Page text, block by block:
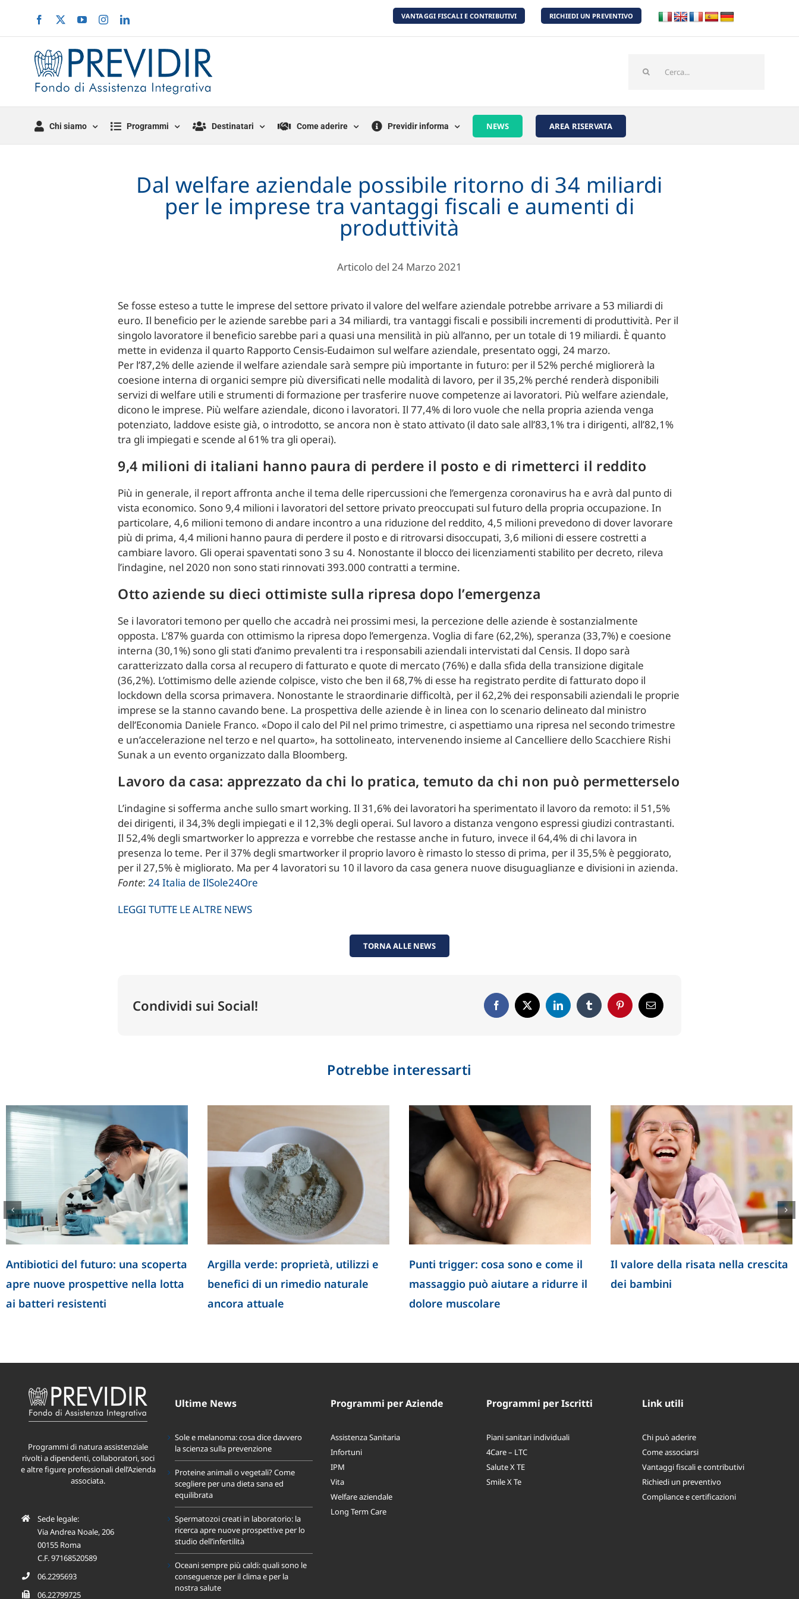
contenuto
Facebook
X YouTubeInstagramLinkedIn VANTAGGI FISCALI E CONTRIBUTIVI RICHIEDI UN PREVENTIVO
per:
Chi siamo Programmi Destinatari Come aderire Previdir informa NEWS AREA RISERVATA
Dal welfare aziendale possibile ritorno di 34 miliardi
per le imprese tra vantaggi fiscali e aumenti di
produttività
Articolo del 24 Marzo 2021
Se fosse esteso a tutte le imprese del settore privato il valore del welfare aziendale potrebbe arrivare a 53 miliardi di
euro. Il beneficio per le aziende sarebbe pari a 34 miliardi, tra vantaggi fiscali e possibili incrementi di produttività. Per il
singolo lavoratore il beneficio sarebbe pari a quasi una mensilità in più all’anno, per un totale di 19 miliardi. È quanto
mette in evidenza il quarto Rapporto Censis-Eudaimon sul welfare aziendale, presentato oggi, 24 marzo.
Per l’87,2% delle aziende il welfare aziendale sarà sempre più importante in futuro: per il 52% perché migliorerà la
coesione interna di organici sempre più diversificati nelle modalità di lavoro, per il 35,2% perché renderà disponibili
servizi di welfare utili e strumenti di formazione per trasferire nuove competenze ai lavoratori. Più welfare aziendale,
dicono le imprese. Più welfare aziendale, dicono i lavoratori. Il 77,4% di loro vuole che nella propria azienda venga
potenziato, laddove esiste già, o introdotto, se ancora non è stato attivato (il dato sale all’83,1% tra i dirigenti, all’82,1%
tra gli impiegati e scende al 61% tra gli operai).
9,4 milioni di italiani hanno paura di perdere il posto e di rimetterci il reddito
Più in generale, il report affronta anche il tema delle ripercussioni che l’emergenza coronavirus ha e avrà dal punto di
vista economico. Sono 9,4 milioni i lavoratori del settore privato preoccupati sul futuro della propria occupazione. In
particolare, 4,6 milioni temono di andare incontro a una riduzione del reddito, 4,5 milioni prevedono di dover lavorare
più di prima, 4,4 milioni hanno paura di perdere il posto e di ritrovarsi disoccupati, 3,6 milioni di essere costretti a
cambiare lavoro. Gli operai spaventati sono 3 su 4. Nonostante il blocco dei licenziamenti stabilito per decreto, rileva
l’indagine, nel 2020 non sono stati rinnovati 393.000 contratti a termine.
Otto aziende su dieci ottimiste sulla ripresa dopo l’emergenza
Se i lavoratori temono per quello che accadrà nei prossimi mesi, la percezione delle aziende è sostanzialmente
opposta. L’87% guarda con ottimismo la ripresa dopo l’emergenza. Voglia di fare (62,2%), speranza (33,7%) e coesione
interna (30,1%) sono gli stati d’animo prevalenti tra i responsabili aziendali intervistati dal Censis. Il dopo sarà
caratterizzato dalla corsa al recupero di fatturato e quote di mercato (76%) e dalla sfida della transizione digitale
(36,2%). L’ottimismo delle aziende colpisce, visto che ben il 68,7% di esse ha registrato perdite di fatturato dopo il
lockdown della scorsa primavera. Nonostante le straordinarie difficoltà, per il 62,2% dei responsabili aziendali le proprie
imprese se la stanno cavando bene. La prospettiva delle aziende è in linea con lo scenario delineato dal ministro
dell’Economia Daniele Franco. «Dopo il calo del Pil nel primo trimestre, ci aspettiamo una ripresa nel secondo trimestre
e un’accelerazione nel terzo e nel quarto», ha sottolineato, intervenendo insieme al Cancelliere dello Scacchiere Rishi
Sunak a un evento organizzato dalla Bloomberg.
Lavoro da casa: apprezzato da chi lo pratica, temuto da chi non può permetterselo
L’indagine si sofferma anche sullo smart working. Il 31,6% dei lavoratori ha sperimentato il lavoro da remoto: il 51,5%
dei dirigenti, il 34,3% degli impiegati e il 12,3% degli operai. Sul lavoro a distanza vengono espressi giudizi contrastanti.
Il 52,4% degli smartworker lo apprezza e vorrebbe che restasse anche in futuro, invece il 64,4% di chi lavora in
presenza lo teme. Per il 37% degli smartworker il proprio lavoro è rimasto lo stesso di prima, per il 35,5% è peggiorato,
per il 27,5% è migliorato. Ma per 4 lavoratori su 10 il lavoro da casa genera nuove disuguaglianze e divisioni in azienda.
Fonte:24 Italia de IlSole24Ore
LEGGI TUTTE LE ALTRE NEWS
TORNA ALLE NEWS
Condividi sui Social!
Potrebbe interessarti
Antibiotici del futuro: una scoperta
apre nuove prospettive nella lotta
ai batteri resistenti
Argilla verde: proprietà, utilizzi e
benefici di un rimedio naturale
ancora attuale
Punti trigger: cosa sono e come il
massaggio può aiutare a ridurre il
dolore muscolare
Il valore della risata nella crescita
dei bambini
Programmi di natura assistenziale
rivolti a dipendenti, collaboratori, soci
e altre figure professionali dell’Azienda
associata.
Sede legale:
Via Andrea Noale, 206
00155 Roma
C.F. 97168520589
06.2295693
06.22799725
Ultime News
Sole e melanoma: cosa dice davvero
la scienza sulla prevenzione
Proteine animali o vegetali? Come
scegliere per una dieta sana ed
equilibrata
Spermatozoi creati in laboratorio: la
ricerca apre nuove prospettive per lo
studio dell’infertilità
Oceani sempre più caldi: quali sono le
conseguenze per il clima e per la
nostra salute
Programmi per Aziende
Assistenza Sanitaria
Infortuni
IPM
Vita
Welfare aziendale
Long Term Care
Programmi per Iscritti
Piani sanitari individuali
4Care – LTC
Salute X TE
Smile X Te
Link utili
Chi può aderire
Come associarsi
Vantaggi fiscali e contributivi
Richiedi un preventivo
Compliance e certificazioni